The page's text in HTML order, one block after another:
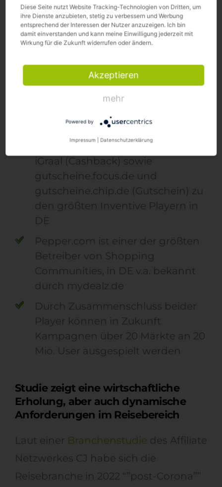
Top-Incentive-Publisher GSG &
Pepper schließen sich zusammen
Am 07.12.2022verkündete die Global
Savings Group , dass eine Fusionierung
mit Pepper.com final umgesetzt wird:
Global Savings Group (GSG)
gehört mit Seiten wie Shoop und
iGraal (Cashback) sowie
gutscheine.focus.de und
gutscheine.chip.de (Gutschein) zu
den größten Inventive Playern in
DE
Pepper.com ist einer der größten
Betreiber von Shopping
Communities, in DE v.a. bekannt
durch mydealz.de
Durch Zusammenschluss beider
Player können in Zukunft
Kampagnen über 20 Märkte an 20
Mio. User ausgespielt werden
Studie zeigt eine wirtschaftliche
Erholung, aber auch dynamische
Anforderungen im Reisebereich
Laut einer Branchenstudie des Affiliate
Netzwerkes CJ habe sich die
Reisebranche in 2022 “”post-Corona””
Diese Seite nutzt Website Tracking-Technologien von Dritten, um
ihre Dienste anzubieten, stetig zu verbessern und Werbung
entsprechend der Interessen der Nutzer anzuzeigen. Ich bin
damit einverstanden und kann meine Einwilligung jederzeit mit
Wirkung für die Zukunft widerrufen oder ändern.
Akzeptieren
mehr
Powered by
Impressum Datenschutzerklärung